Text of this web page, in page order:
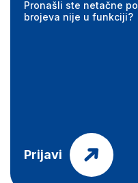
Pronašli ste netačne
brojeva nije u funkciji?
Prijavi